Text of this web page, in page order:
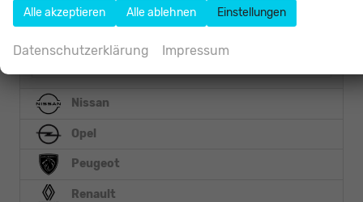
Sprinter
Vito
Nissan
Opel
Peugeot
Renault
Alle akzeptieren Alle ablehnen Einstellungen
Datenschutzerklärung Impressum